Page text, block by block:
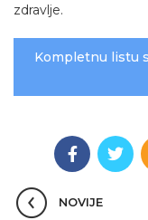
zdravlje.
Kompletnu listu
NOVIJE